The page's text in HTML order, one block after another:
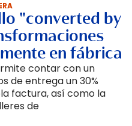
"converted by
en fábrica
contar con un
de entrega un 30%
factura, así como la
de